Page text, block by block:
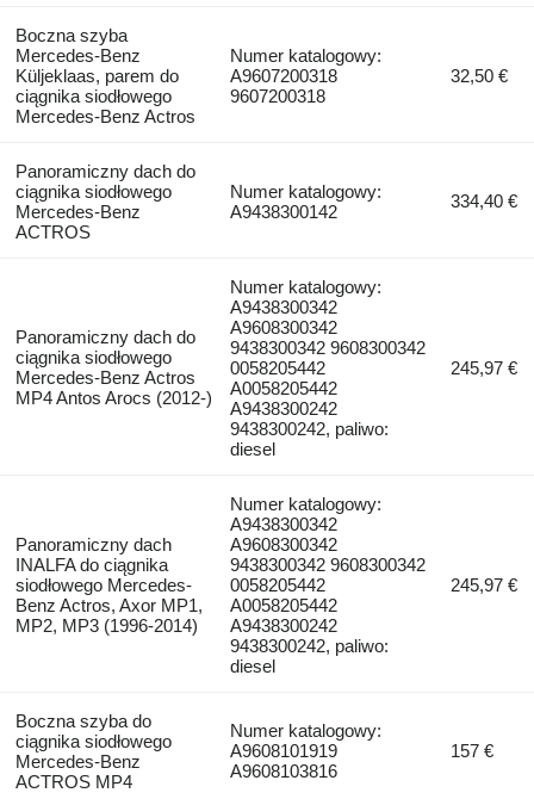
Boczna szyba
Mercedes-Benz
Küljeklaas, parem do
ciągnika siodłowego
Mercedes-Benz Actros
Numer katalogowy:
A9607200318
9607200318
32,50 €
Panoramiczny dach do
ciągnika siodłowego
Mercedes-Benz
ACTROS
Numer katalogowy:
A9438300142
334,40 €
Panoramiczny dach do
ciągnika siodłowego
Mercedes-Benz Actros
MP4 Antos Arocs (2012-)
Numer katalogowy:
A9438300342
A9608300342
9438300342 9608300342
0058205442
A0058205442
A9438300242
9438300242, paliwo:
diesel
245,97 €
Panoramiczny dach
INALFA do ciągnika
siodłowego Mercedes-
Benz Actros, Axor MP1,
MP2, MP3 (1996-2014)
Numer katalogowy:
A9438300342
A9608300342
9438300342 9608300342
0058205442
A0058205442
A9438300242
9438300242, paliwo:
diesel
245,97 €
Boczna szyba do
ciągnika siodłowego
Mercedes-Benz
ACTROS MP4
Numer katalogowy:
A9608101919
A9608103816
157 €